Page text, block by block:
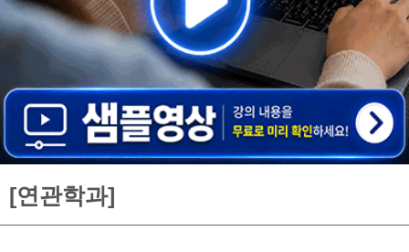
[연관학과]